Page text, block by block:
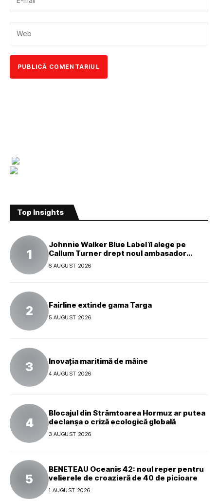
Top Insights
Johnnie Walker Blue Label îl alege pe
Callum Turner drept noul ambasador
global al mărcii
6 AUGUST 2026
Fairline extinde gama Targa
5 AUGUST 2026
Inovația maritimă de mâine
4 AUGUST 2026
Blocajul din Strâmtoarea Hormuz ar putea
declanșa o criză ecologică globală
3 AUGUST 2026
BENETEAU Oceanis 42: noul reper pentru
velierele de croazieră de 40 de picioare
1 AUGUST 2026